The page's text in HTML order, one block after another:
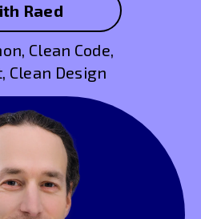
Raed
Clean Code,
Clean Design